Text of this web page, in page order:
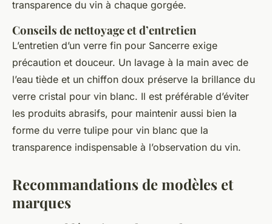
transparence du vin à chaque gorgée.
Conseils de nettoyage et d’entretien
L’entretien d’un verre fin pour Sancerre exige
précaution et douceur. Un lavage à la main avec de
l’eau tiède et un chiffon doux préserve la brillance du
verre cristal pour vin blanc. Il est préférable d’éviter
les produits abrasifs, pour maintenir aussi bien la
forme du verre tulipe pour vin blanc que la
transparence indispensable à l’observation du vin.
Recommandations de modèles et
marques